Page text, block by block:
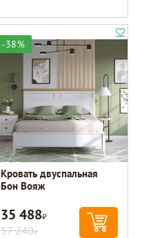
-38%
Кровать двуспальная
Бон Вояж
35 488Р
57 240Р